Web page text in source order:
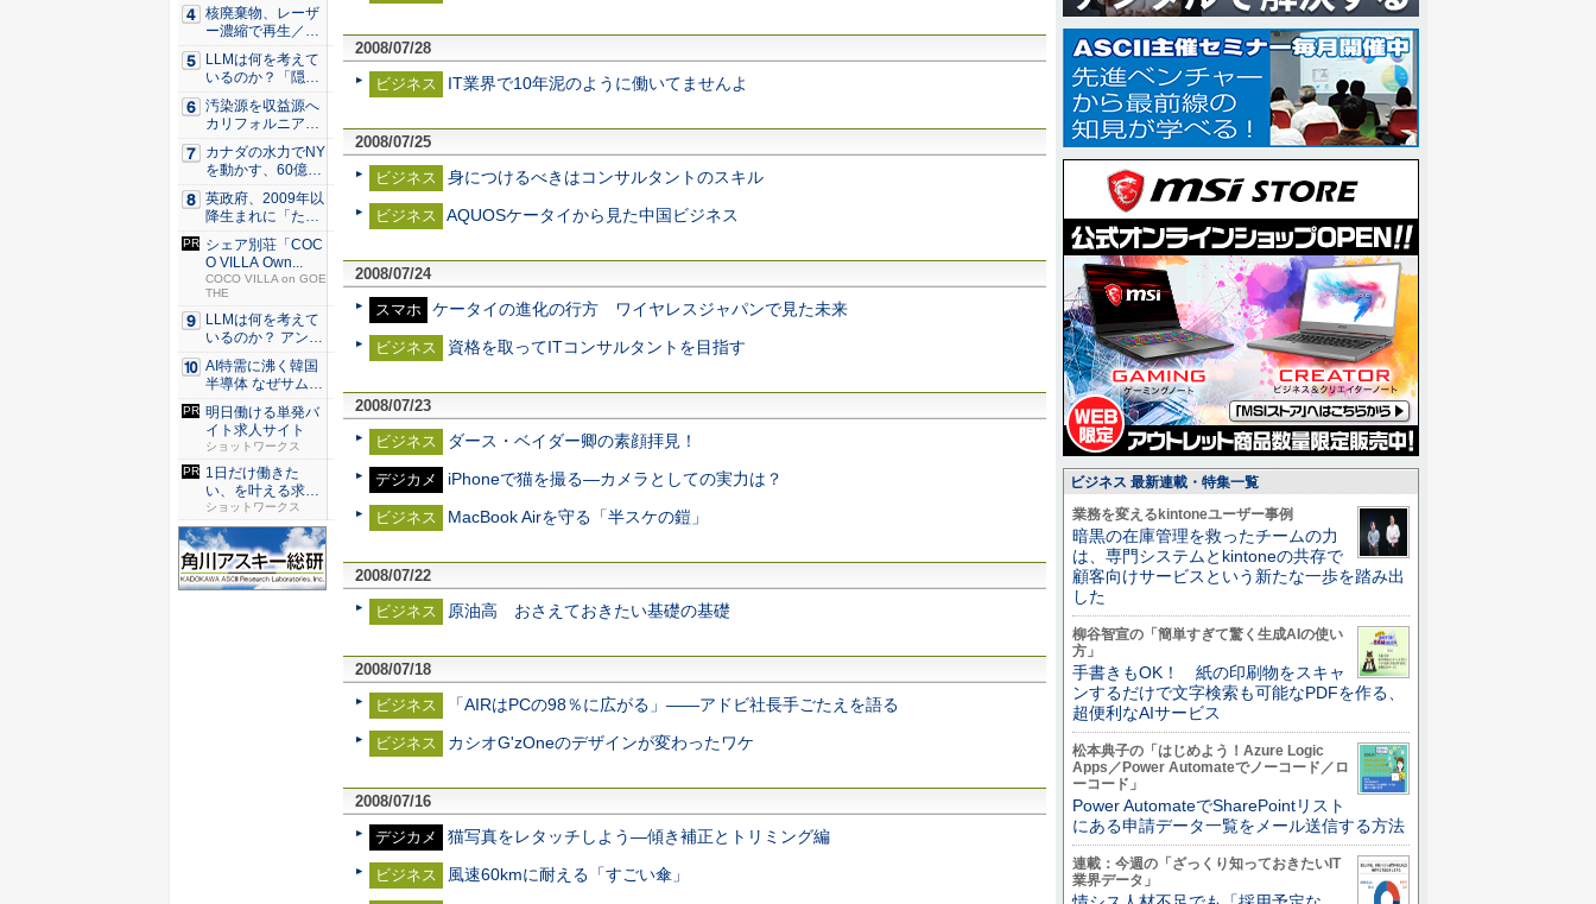
2008/07/28
ビジネス
IT業界で10年泥のように働いてませんよ
2008/07/25
ビジネス
身につけるべきはコンサルタントのスキル
ビジネス AQUOSケータイから見た中国ビジネス
2008/07/24
スマホ
ケータイの進化の行方 ワイヤレスジャパンで見た未来
ビジネス 資格を取ってITコンサルタントを目指す
2008/07/23
ビジネス
ダース・ベイダー卿の素顔拝見！
デジカメ iPhoneで猫を撮る―カメラとしての実力は？
ビジネス MacBook Airを守る「半スケの鎧」
2008/07/22
ビジネス
原油高 おさえておきたい基礎の基礎
2008/07/18
ビジネス
「AIRはPCの98％に広がる」――アドビ社長手ごたえを語る
ビジネス カシオG'zOneのデザインが変わったワケ
2008/07/16
デジカメ
猫写真をレタッチしよう―傾き補正とトリミング編
ビジネス 風速60kmに耐える「すごい傘」
核廃棄物、レーザ
ー濃縮で再生／ブ
タ腎臓、...
LLMは何を考えて
いるのか？「隠れ
た領域...
汚染源を収益源へ
カリフォルニア酪
農が頼...
カナダの水力でNY
を動かす、60億ド
ルの...
英政府、2009年以
降生まれに「たば
こ販...
シェア別荘「COC
O VILLA Own...
COCO VILLA on GOE
THE
LLMは何を考えて
いるのか？ アンソ
ロピ...
AI特需に沸く韓国
半導体 なぜサムス
ンの...
明日働ける単発バ
イト求人サイト
ショットワークス
1日だけ働きた
い、を叶える求人
サイト
ショットワークス
ビジネス 最新連載・特集一覧
業務を変えるkintoneユーザー事例
暗黒の在庫管理を救ったチームの力
は、専門システムとkintoneの共存で
顧客向けサービスという新たな一歩を踏み出
した
柳谷智宣の「簡単すぎて驚く生成AIの使い
方」
手書きもOK！ 紙の印刷物をスキャ
ンするだけで文字検索も可能なPDFを作る、
超便利なAIサービス
松本典子の「はじめよう！Azure Logic
Apps／Power Automateでノーコード／ロ
ーコード」
Power AutomateでSharePointリスト
にある申請データ一覧をメール送信する方法
連載：今週の「ざっくり知っておきたいIT
業界データ」